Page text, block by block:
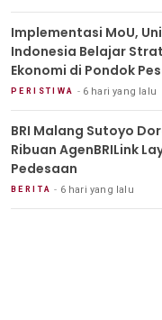
Implementasi MoU,
Indonesia Belajar
Ekonomi di Pondok
Lamongan
PERISTIWA 6 hari yang lalu
BRI Malang Sutoyo
Ribuan AgenBRILink
Pedesaan
BERITA 6 hari yang lalu